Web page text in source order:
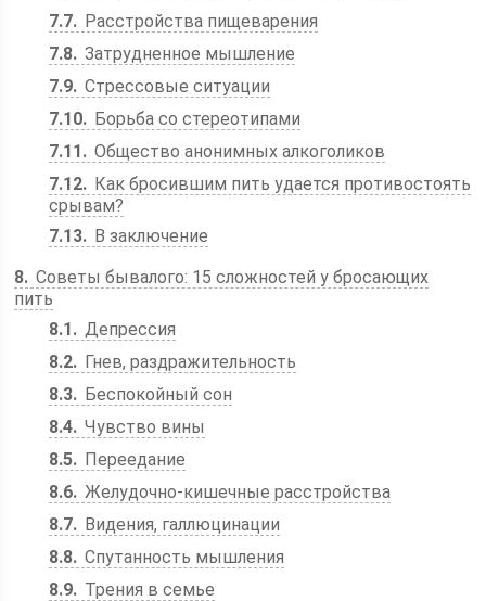
7.7
Расстройства пищеварения
7.8 Затрудненное мышление
7.9 Стрессовые ситуации
7.10
Борьба со стереотипами
7.11
Общество анонимных алкоголиков
7.12
Как бросившим пить удается противостоять
срывам?
7.13
В заключение
8 Советы бывалого: 15 сложностей у бросающих
пить
8.1
Депрессия
8.2
Гнев, раздражительность
8.3
Беспокойный сон
8.4 Чувство вины
8.5
Переедание
8.6 Желудочно-кишечные расстройства
8.7
Видения, галлюцинации
8.8 Спутанность мышления
8.9
Трения в семье